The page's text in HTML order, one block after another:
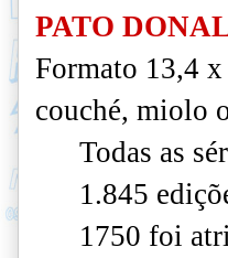
PATO
Formato 13,4
couché, miolo
Todas as
1.845
1750 foi